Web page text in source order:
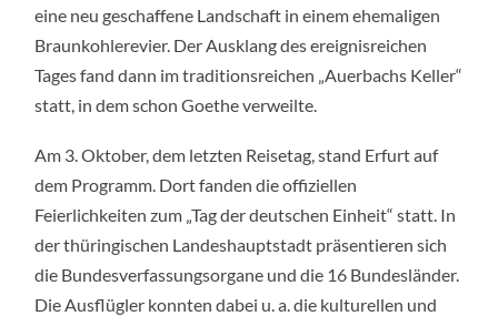
eine neu geschaffene Landschaft in einem ehemaligen
Braunkohlerevier. Der Ausklang des ereignisreichen
Tages fand dann im traditionsreichen „Auerbachs Keller“
statt, in dem schon Goethe verweilte.
Am 3. Oktober, dem letzten Reisetag, stand Erfurt auf
dem Programm. Dort fanden die offiziellen
Feierlichkeiten zum „Tag der deutschen Einheit“ statt. In
der thüringischen Landeshauptstadt präsentieren sich
die Bundesverfassungsorgane und die 16 Bundesländer.
Die Ausflügler konnten dabei u. a. die kulturellen und